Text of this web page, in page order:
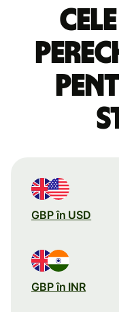
GBP în USD
GBP în INR